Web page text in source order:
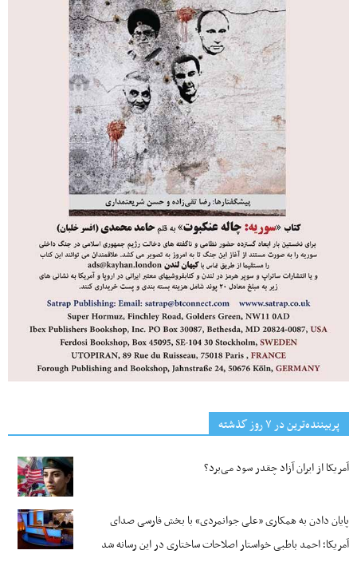
پربیننده‌ترین‌ در ۷ روز گذشته
آمریکا از ایران آزاد چقدر سود می‌برد؟
پایان دادن به همکاری «علی جوانمردی» با بخش فارسی صدای
آمریکا؛ احمد باطبی خواستار اصلاحات ساختاری در این رسانه شد